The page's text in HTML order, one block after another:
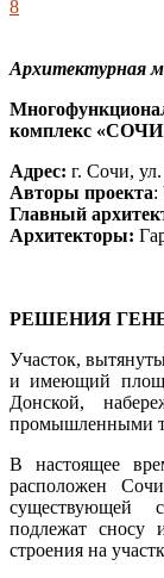
8
Архитектурная
комплекс
Адрес: г. Сочи,
Авторы проекта:
Главный
Архитекторы:
РЕШЕНИЯ
Участок,
и имеющий
Донской,
промышленными
В настоящее
расположен
существующей
подлежат сносу
строения на